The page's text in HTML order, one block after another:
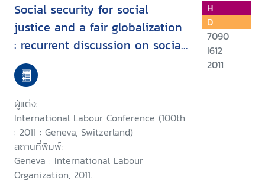
Social security for social
justice and a fair globalization
: recurrent discussion on social
protection (social security)
under the ILO Declaration on
Social Justice for a Fair
Globalization, 2011 : sixth item
on the agenda
ผู้แต่ง:
International Labour Conference (100th
: 2011 : Geneva, Switzerland)
สถานที่พิมพ์:
Geneva : International Labour
Organization, 2011.
H
D
7090
I612
2011